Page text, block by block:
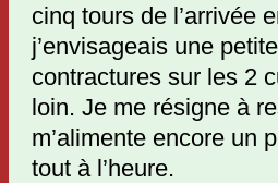
cinq tours de l’arrivée
j’envisageais une
contractures sur les 2
loin. Je me résigne à
m’alimente encore un
tout à l’heure.